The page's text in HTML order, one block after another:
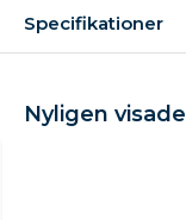
Specifikationer
Nyligen visade